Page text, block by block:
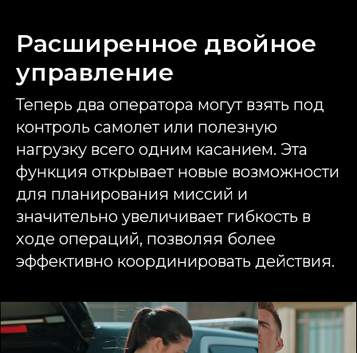
Расширенное двойное
управление
Теперь два оператора могут взять под
контроль самолет или полезную
нагрузку всего одним касанием. Эта
функция открывает новые возможности
для планирования миссий и
значительно увеличивает гибкость в
ходе операций, позволяя более
эффективно координировать действия.